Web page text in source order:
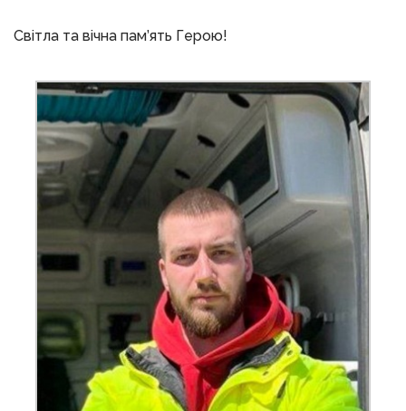
Світла та вічна пам’ять Герою!